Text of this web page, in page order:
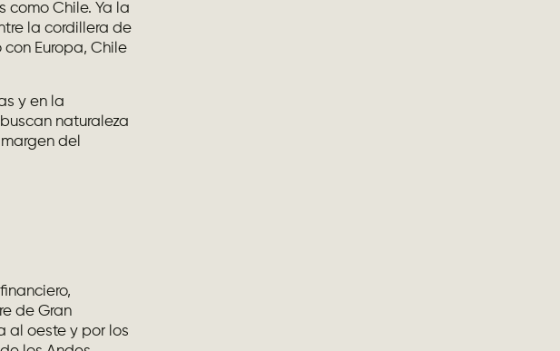
como Chile. Ya la
la cordillera de
Europa, Chile
y en la
naturaleza
del
de Gran
al oeste y por los